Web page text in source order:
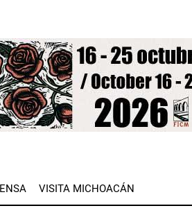
VISITA MICHOACÁN